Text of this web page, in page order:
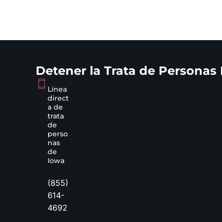
Detener la Trata de Personas
Línea
direct
a de
trata
de
perso
nas
de
Iowa
(855)
614-
4692